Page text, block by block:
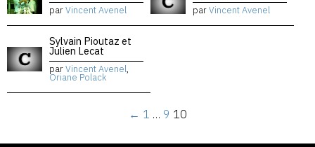
parVincent Avenel parVincent Avenel
Sylvain Pioutaz et
Julien Lecat
parVincent Avenel,
Oriane Polack
← 1 … 9 10